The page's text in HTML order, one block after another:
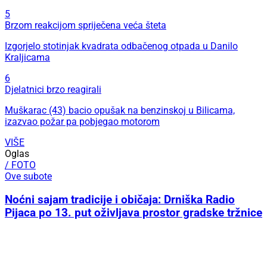
5
Brzom reakcijom spriječena veća šteta
Izgorjelo stotinjak kvadrata odbačenog otpada u Danilo
Kraljicama
6
Djelatnici brzo reagirali
Muškarac (43) bacio opušak na benzinskoj u Bilicama,
izazvao požar pa pobjegao motorom
VIŠE
Oglas
/ FOTO
Ove subote
Noćni sajam tradicije i običaja: Drniška Radio
Pijaca po 13. put oživljava prostor gradske tržnice